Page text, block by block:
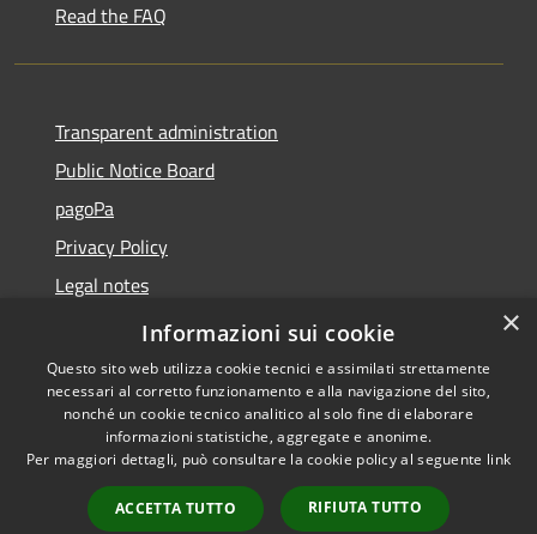
Read the FAQ
Transparent administration
Public Notice Board
pagoPa
Privacy Policy
Legal notes
Accessibility Statement
Accessibility
Copyright © 2026 • Città di
Imperia • Powered by
Municipium•
Admin
×
Informazioni sui cookie
Questo sito web utilizza cookie tecnici e assimilati strettamente
necessari al corretto funzionamento e alla navigazione del sito,
nonché un cookie tecnico analitico al solo fine di elaborare
informazioni statistiche, aggregate e anonime.
Per maggiori dettagli, può consultare la cookie policy al seguente link
ACCETTA TUTTO RIFIUTA TUTTO